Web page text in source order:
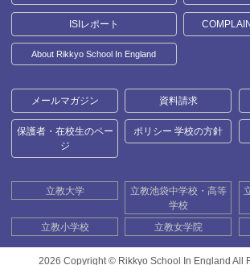
ISIレポート
About Rikkyo School In England
メールマガジン 資料請求
保護者・在校生のペー
ジ
ポリシー 学校の方針
立教大学
立教池袋中学校・高等
学校
立教小学校
立教女学院
2026 Copyright © Rikkyo School In England All